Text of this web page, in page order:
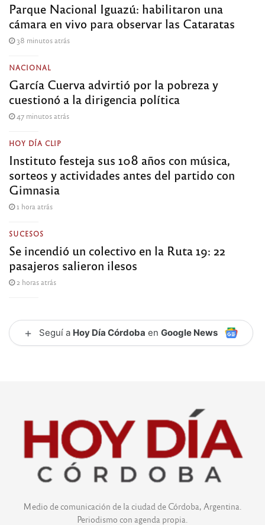
Parque Nacional Iguazú: habilitaron una
cámara en vivo para observar las Cataratas
38 minutos atrás
NACIONAL
García Cuerva advirtió por la pobreza y
cuestionó a la dirigencia política
47 minutos atrás
HOY DÍA CLIP
Instituto festeja sus 108 años con música,
sorteos y actividades antes del partido con
Gimnasia
1 hora atrás
SUCESOS
Se incendió un colectivo en la Ruta 19: 22
pasajeros salieron ilesos
2 horas atrás
+ Seguí a Hoy Día Córdoba en Google News
Medio de comunicación de la ciudad de Córdoba, Argentina.
Periodismo con agenda propia.